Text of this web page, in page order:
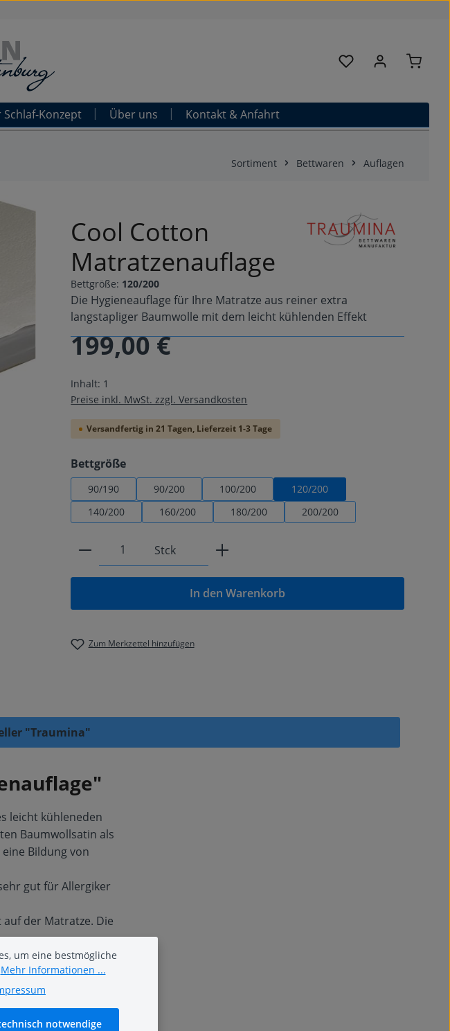
Du hast 0 Produkte
Schlaf-Konzept Über uns Kontakt & Anfahrt
Sortiment Bettwaren Auflagen
Cool Cotton
Matratzenauflage
Bettgröße: 120/200
Die Hygieneauflage für Ihre Matratze aus reiner extra
langstapliger Baumwolle mit dem leicht kühlenden Effekt
Regulärer Preis:
199,00 €
Inhalt: 1
Preise inkl. MwSt. zzgl. Versandkosten
Versandfertig in 21 Tagen, Lieferzeit 1-3 Tage
Bettgrößeauswählen
90/190 90/200 100/200
120/200
140/200
160/200 180/200 200/200
Produkt Anzahl: Gib den gewünschten Wert
Stck
In den Warenkorb
Zum Merkzettel hinzufügen
"Traumina"
leicht kühleneden
Baumwollsatin als
Bildung von
gut für Allergiker
der Matratze. Die
um eine bestmögliche
Mehr Informationen ...
notwendige